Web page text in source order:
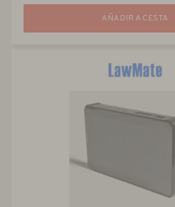
AÑADIR A CESTA